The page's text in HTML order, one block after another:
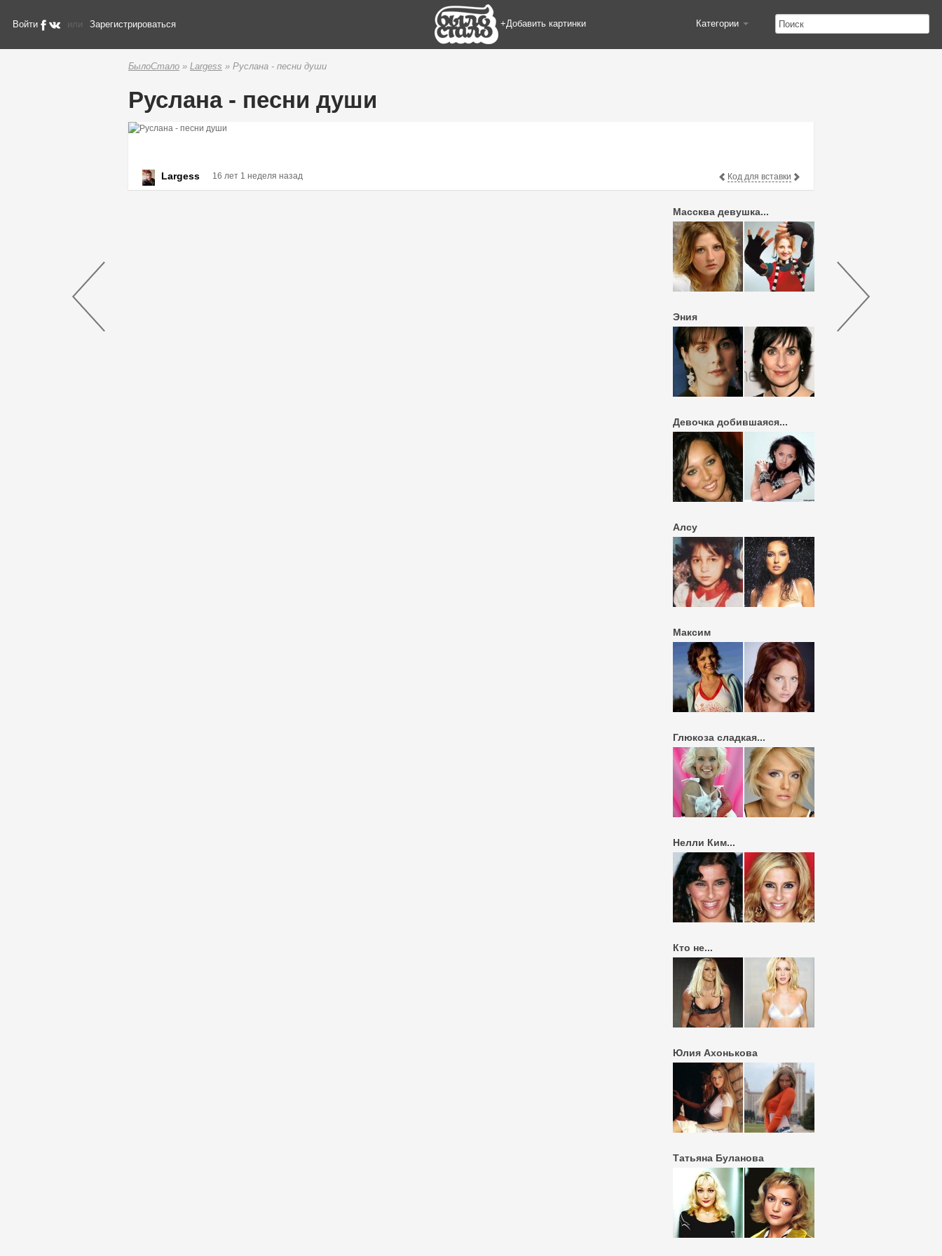
+Добавить картинки
Войти или Зарегистрироваться Категории
БылоСтало » Largess » Руслана - песни души
Руслана - песни души
Largess 16 лет 1 неделя назад Код для вставки
Массква девушка...
Эния
Девочка добившаяся...
Алсу
Максим
Глюкоза сладкая...
Нелли Ким...
Кто не...
Юлия Ахонькова
Татьяна Буланова